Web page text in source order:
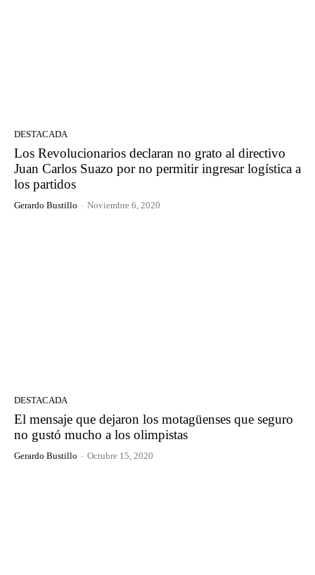
DESTACADA
Los Revolucionarios declaran no grato al directivo
Juan Carlos Suazo por no permitir ingresar logística a
los partidos
Gerardo Bustillo - Noviembre 6, 2020
DESTACADA
El mensaje que dejaron los motagüenses que seguro
no gustó mucho a los olimpistas
Gerardo Bustillo - Octubre 15, 2020